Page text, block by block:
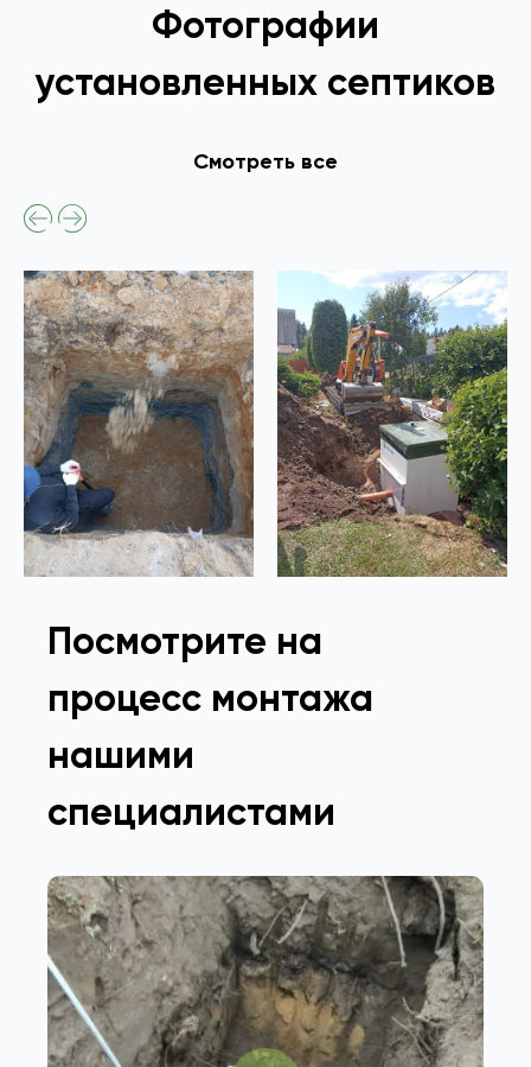
Фотографии
установленных септиков
Смотреть все
Посмотрите на
процесс монтажа
нашими
специалистами